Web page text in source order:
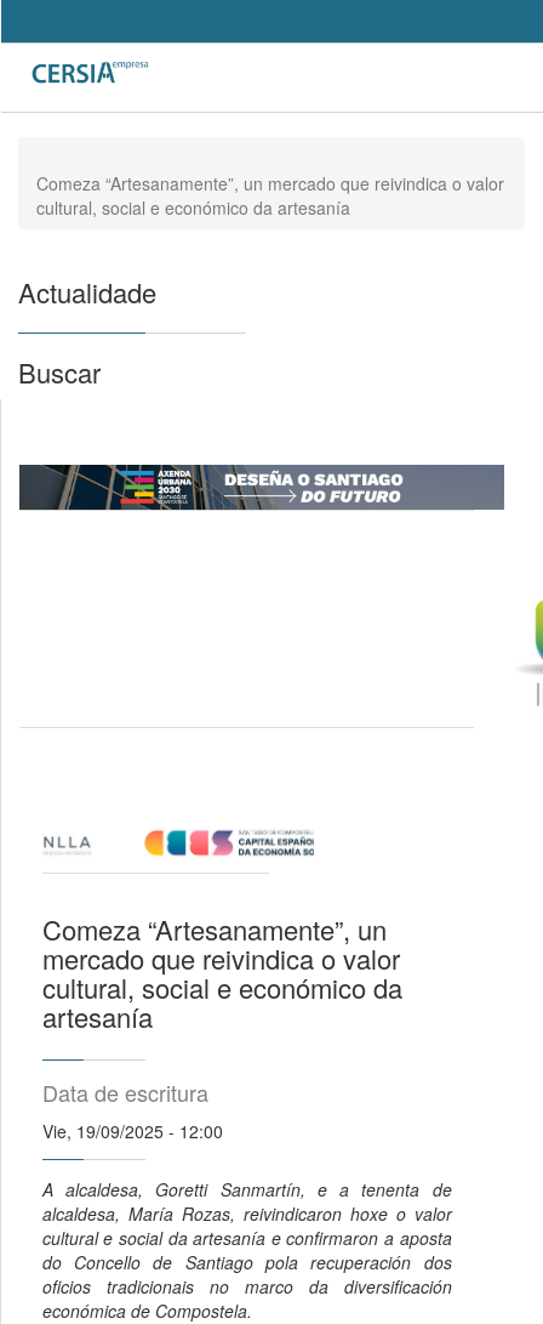
contenido
principal
Formulario
de
Comeza “Artesanamente”, un mercado que reivindica o valor
cultural, social e económico da artesanía
Actualidade
Buscar
Comeza “Artesanamente”, un
mercado que reivindica o valor
cultural, social e económico da
artesanía
Data de escritura
Vie, 19/09/2025 - 12:00
A alcaldesa, Goretti Sanmartín, e a tenenta de
alcaldesa, María Rozas, reivindicaron hoxe o valor
cultural e social da artesanía e confirmaron a aposta
do Concello de Santiago pola recuperación dos
oficios tradicionais no marco da diversificación
económica de Compostela.